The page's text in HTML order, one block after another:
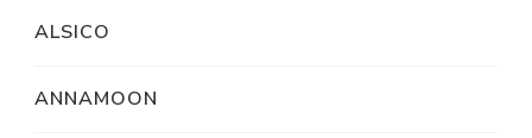
ALSICO
ANNAMOON